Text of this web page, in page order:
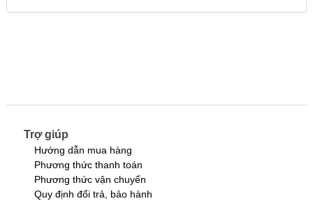
Trợ giúp
Hướng dẫn mua hàng
Phương thức thanh toán
Phương thức vận chuyển
Quy định đổi trả, bảo hành